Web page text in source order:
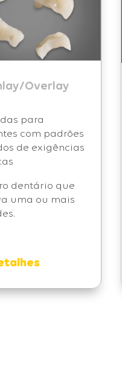
Overlay
para
com padrões
de exigências
dentário que
uma ou mais